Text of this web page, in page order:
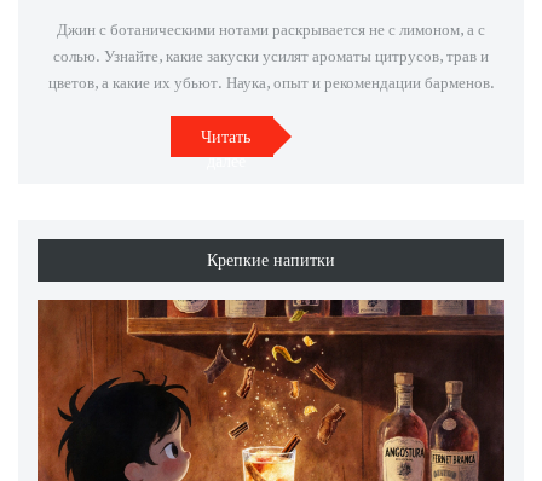
Джин с ботаническими нотами раскрывается не с лимоном, а с
солью. Узнайте, какие закуски усилят ароматы цитрусов, трав и
цветов, а какие их убьют. Наука, опыт и рекомендации барменов.
Читать
далее
Крепкие напитки